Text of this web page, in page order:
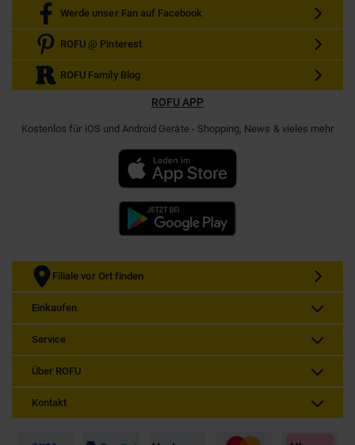
Werde unser Fan auf Facebook
ROFU @ Pinterest
ROFU Family Blog
ROFU APP
Kostenlos für iOS und Android Geräte - Shopping, News & vieles mehr
Filiale vor Ort finden
Einkaufen
Service
Über ROFU
Kontakt